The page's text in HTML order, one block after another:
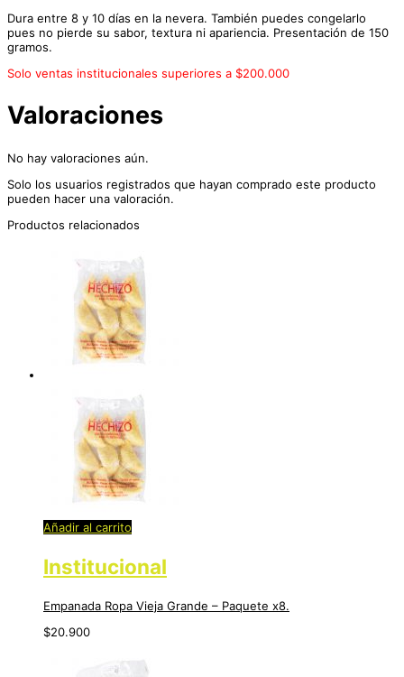
Dura entre 8 y 10 días en la nevera. También puedes congelarlo
pues no pierde su sabor, textura ni apariencia. Presentación de 150
gramos.
Solo ventas institucionales superiores a $200.000
Valoraciones
No hay valoraciones aún.
Solo los usuarios registrados que hayan comprado este producto
pueden hacer una valoración.
Productos relacionados
Añadir al carrito
Institucional
Empanada Ropa Vieja Grande – Paquete x8.
$20.900